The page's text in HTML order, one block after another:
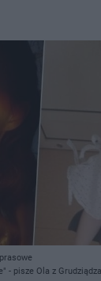
- pisze Ola z